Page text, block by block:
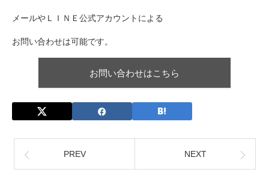
メールやＬＩＮＥ公式アカウントによる
お問い合わせは可能です。
お問い合わせはこちら
PREV NEXT